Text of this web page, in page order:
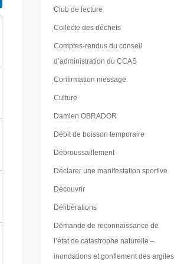
Club de lecture
Collecte des déchets
Comptes-rendus du conseil
d’administration du CCAS
Confirmation message
Culture
Damien OBRADOR
Débit de boisson temporaire
Débroussaillement
Déclarer une manifestation sportive
Découvrir
Délibérations
Demande de reconnaissance de
l’état de catastrophe naturelle –
inondations et gonflement des argiles